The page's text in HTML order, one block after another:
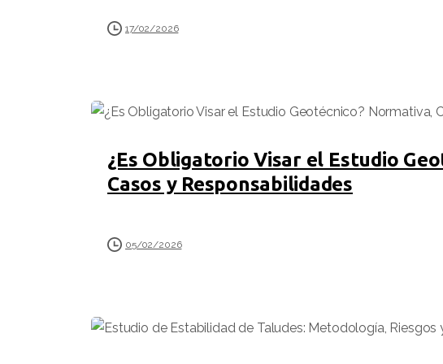
17/02/2026
¿Es Obligatorio Visar el Estudio
Casos y Responsabilidades
05/02/2026